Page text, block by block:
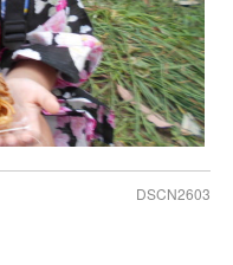
DSCN2603